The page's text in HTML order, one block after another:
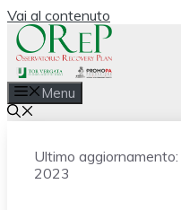
Vai al contenuto
Menu
Ultimo aggiornamento:
2023